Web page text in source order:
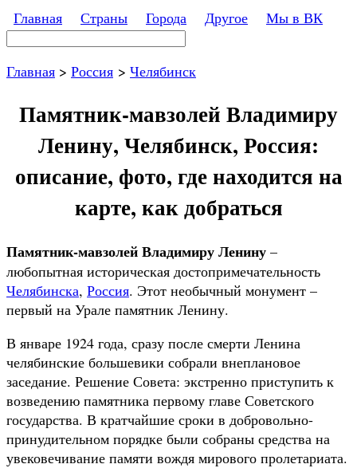
Перейти к основному содержанию
Главная Страны Города Другое Мы в ВК
Форма поиска
Поиск
Главная > Россия > Челябинск
Памятник-мавзолей Владимиру
Ленину, Челябинск, Россия:
описание, фото, где находится на
карте, как добраться
Памятник-мавзолей Владимиру Ленину –
любопытная историческая достопримечательность
Челябинска, Россия. Этот необычный монумент –
первый на Урале памятник Ленину.
В январе 1924 года, сразу после смерти Ленина
челябинские большевики собрали внеплановое
заседание. Решение Совета: экстренно приступить к
возведению памятника первому главе Советского
государства. В кратчайшие сроки в добровольно-
принудительном порядке были собраны средства на
увековечивание памяти вождя мирового пролетариата.